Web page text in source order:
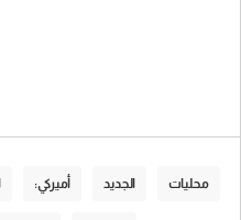
محليات الجديد أميركي: